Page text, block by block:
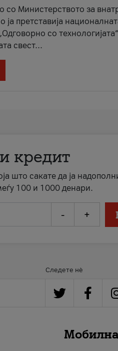
со Министерството за
ја претставија
со
свест...
кредит
што сакате да ја
100 и 1000 денари.
- +
Следете нè